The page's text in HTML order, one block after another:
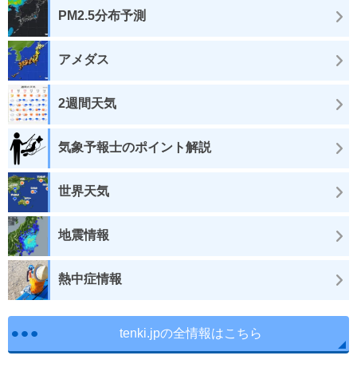
PM2.5分布予測
アメダス
2週間天気
気象予報士のポイント解説
世界天気
地震情報
熱中症情報
tenki.jpの全情報はこちら